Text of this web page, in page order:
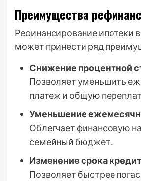
Преимущества
Рефинансирование ипотеки
может принести ряд
Снижение процентной
Позволяет уменьшить
платеж и общую
Уменьшение
Облегчает финансовую
семейный бюджет․
Изменение срока
Позволяет быстрее